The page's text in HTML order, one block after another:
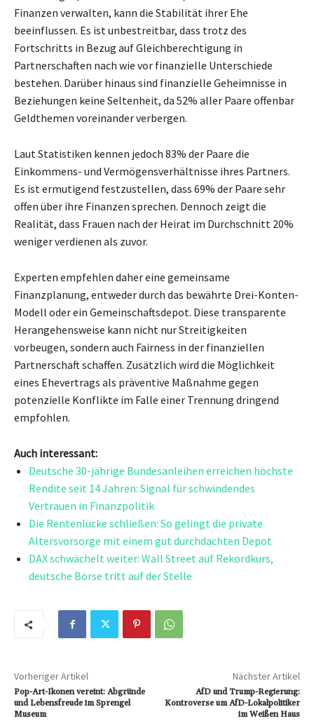
Finanzen verwalten, kann die Stabilität ihrer Ehe
beeinflussen. Es ist unbestreitbar, dass trotz des
Fortschritts in Bezug auf Gleichberechtigung in
Partnerschaften nach wie vor finanzielle Unterschiede
bestehen. Darüber hinaus sind finanzielle Geheimnisse in
Beziehungen keine Seltenheit, da 52% aller Paare offenbar
Geldthemen voreinander verbergen.
Laut Statistiken kennen jedoch 83% der Paare die
Einkommens- und Vermögensverhältnisse ihres Partners.
Es ist ermutigend festzustellen, dass 69% der Paare sehr
offen über ihre Finanzen sprechen. Dennoch zeigt die
Realität, dass Frauen nach der Heirat im Durchschnitt 20%
weniger verdienen als zuvor.
Experten empfehlen daher eine gemeinsame
Finanzplanung, entweder durch das bewährte Drei-Konten-
Modell oder ein Gemeinschaftsdepot. Diese transparente
Herangehensweise kann nicht nur Streitigkeiten
vorbeugen, sondern auch Fairness in der finanziellen
Partnerschaft schaffen. Zusätzlich wird die Möglichkeit
eines Ehevertrags als präventive Maßnahme gegen
potenzielle Konflikte im Falle einer Trennung dringend
empfohlen.
Auch interessant:
Deutsche 30-jährige Bundesanleihen erreichen höchste
Rendite seit 14 Jahren: Signal für schwindendes
Vertrauen in Finanzpolitik
Die Rentenlücke schließen: So gelingt die private
Altersvorsorge mit einem gut durchdachten Depot
DAX schwächelt weiter: Wall Street auf Rekordkurs,
deutsche Börse tritt auf der Stelle
Vorheriger Artikel
Pop-Art-Ikonen vereint: Abgründe
und Lebensfreude im Sprengel
Museum
Nächster Artikel
AfD und Trump-Regierung:
Kontroverse um AfD-Lokalpolitiker
im Weißen Haus